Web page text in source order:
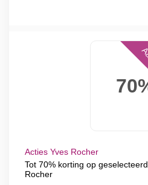
Acties Yves Rocher
Tot 70% korting op
Rocher